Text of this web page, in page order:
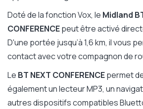
Doté de la fonction Vox, le Midland
CONFERENCEpeut être activé
D'une portée jusqu’à 1,6 km, il vous
contact avec votre compagnon de
Le BT NEXT CONFERENCEpermet
également un lecteur MP3, un
autres dispositifs compatibles